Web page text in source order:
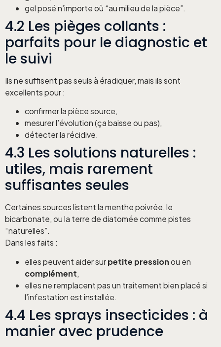
gel posé n’importe où “au milieu de la pièce”.
4.2 Les pièges collants :
parfaits pour le diagnostic et
le suivi
Ils ne suffisent pas seuls à éradiquer, mais ils sont
excellents pour :
confirmer la pièce source,
mesurer l’évolution (ça baisse ou pas),
détecter la récidive.
4.3 Les solutions naturelles :
utiles, mais rarement
suffisantes seules
Certaines sources listent la menthe poivrée, le
bicarbonate, ou la terre de diatomée comme pistes
“naturelles”.
Dans les faits :
elles peuvent aider surpetite pressionou en
complément,
elles ne remplacent pas un traitement bien placé si
l’infestation est installée.
4.4 Les sprays insecticides : à
manier avec prudence